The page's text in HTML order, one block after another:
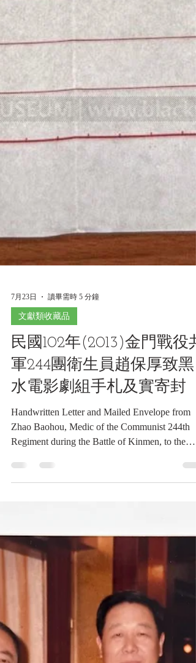
7月23日 讀畢需時 5 分鐘
文獻類收藏品
民國102年(2013)金門戰役共
軍244團衛生員趙保厚致黑
水電影劇組手札及實寄封
Handwritten Letter and Mailed Envelope from
Zhao Baohou, Medic of the Communist 244th
劇組手札及實寄封《Black Water Museum
Collections | 黑水博物館館藏》 1. 基本資料
物名稱：民國102年(2013)金門戰役共軍244
衛生員趙保厚致黑水電影劇組手札及實寄封
英文名稱：Handwritten Letter and Mailed
Envelope from Zhao Baohou, Medic of the
Communist 244th Regiment during the Battle of
Kinmen, to the Black Water Film Crew, 2013 發
行日期：民國102年(2013)3